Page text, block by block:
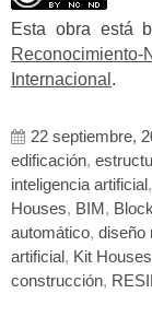
Esta obra está
Internacional .
22 septiembre,
edificación,
inteligencia artificial ,
Houses, BIM ,
automático, diseño
artificial , Kit Houses
construcción,